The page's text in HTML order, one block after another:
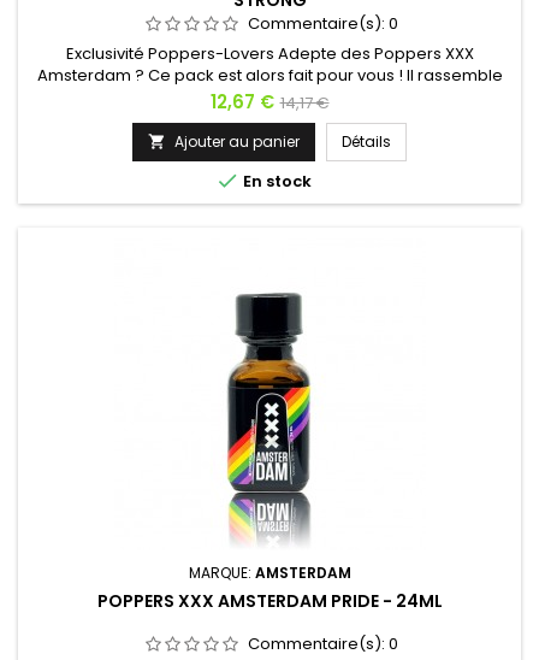
Commentaire(s): 0
Exclusivité Poppers-Lovers Adepte des Poppers XXX
Amsterdam ? Ce pack est alors fait pour vous ! Il rassemble
les deux succès de cette marque le Poppers XXX Amsterdam
Pride 24ml et le XXX Amsterdam Ultra Strong 24ml. Le Pride
est à base d'Amyl et le Ultra Strong à base de Pentyl. Deux
molécules pour deux effets différents et deux fois plus de
plaisir !
Prix
12,67 € Prix
de
base
14,17 €
 Ajouter au panier Détails
 En stock
MARQUE: AMSTERDAM
POPPERS XXX AMSTERDAM PRIDE - 24ML
Commentaire(s): 0